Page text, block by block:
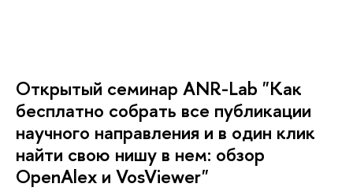
Открытый семинар ANR-Lab "Как
есплатно собрать все публикации
научного направления и в один клик
найти свою нишу в нем: обзор
OpenAlex и VosViewer"